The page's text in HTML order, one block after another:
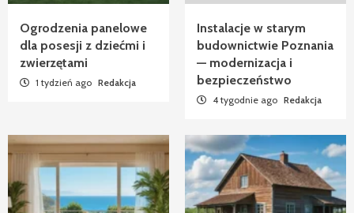
Ogrodzenia panelowe
dla posesji z dziećmi i
zwierzętami
1 tydzień ago Redakcja
Instalacje w starym
budownictwie Poznania
— modernizacja i
bezpieczeństwo
4 tygodnie ago Redakcja